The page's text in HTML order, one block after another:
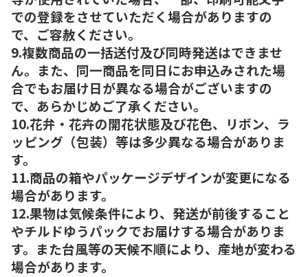
での登録をさせていただく場合がありますの
で、ご容赦ください。
9.複数商品の一括送付及び同時発送はできませ
ん。また、同一商品を同日にお申込みされた場
合でもお届け日が異なる場合がございますの
で、あらかじめご了承ください。
10.花弁・花卉の開花状態及び花色、リボン、ラ
ッピング（包装）等は多少異なる場合がありま
す。
11.商品の箱やパッケージデザインが変更になる
場合があります。
12.果物は気候条件により、発送が前後すること
やチルドゆうパックでお届けする場合がありま
す。また台風等の天候不順により、産地が変わる
場合があります。